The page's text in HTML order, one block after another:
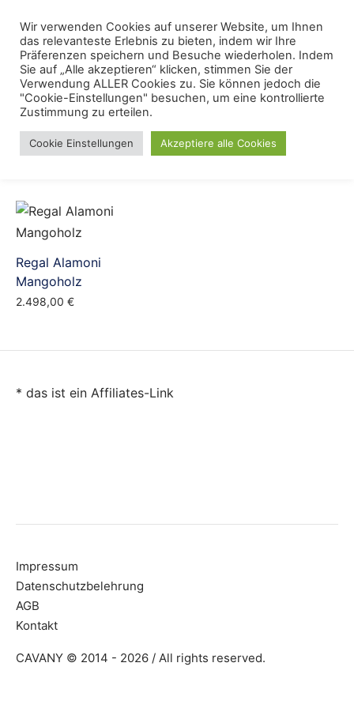
content
Menu
Regal Vintage
Regal Alamoni
Mangoholz
2.498,00 €
* das ist ein Affiliates-Link
Impressum
Datenschutzbelehrung
AGB
Kontakt
CAVANY © 2014 - 2026 / All rights reserved.
Wir verwenden Cookies auf unserer Website, um Ihnen
das relevanteste Erlebnis zu bieten, indem wir Ihre
Präferenzen speichern und Besuche wiederholen. Indem
Sie auf „Alle akzeptieren“ klicken, stimmen Sie der
Verwendung ALLER Cookies zu. Sie können jedoch die
"Cookie-Einstellungen" besuchen, um eine kontrollierte
Zustimmung zu erteilen.
Cookie Einstellungen Akzeptiere alle Cookies